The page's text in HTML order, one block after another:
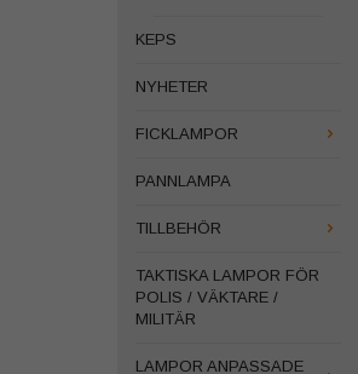
KEPS
NYHETER
FICKLAMPOR
PANNLAMPA
TILLBEHÖR
TAKTISKA LAMPOR FÖR
POLIS / VÄKTARE /
MILITÄR
LAMPOR ANPASSADE